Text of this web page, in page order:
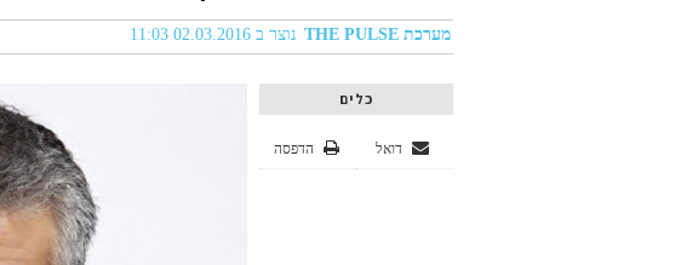
מערכת THE PULSE נוצר ב 02.03.2016 11:03
כלים
הדפסה דואל